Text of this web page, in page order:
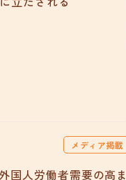
メディア掲載
国人労働者需要の高ま